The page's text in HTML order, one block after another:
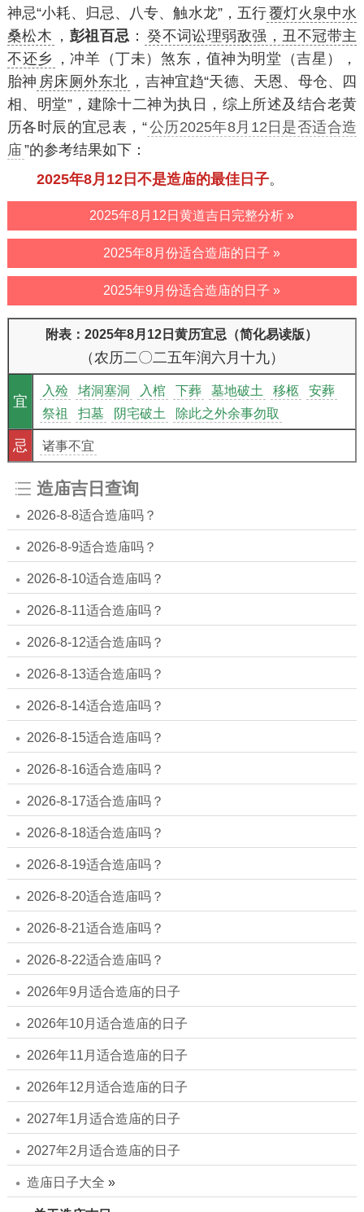
神忌“小耗、归忌、八专、触水龙”，五行覆灯火泉中水
桑松木 ， 彭祖百忌 ： 癸不词讼理弱敌强，丑不冠带主
不还乡
，冲羊（丁未）煞东，值神为明堂（吉星），
胎神 房床厕外东北 ，吉神宜趋“天德、天恩、母仓、四
相、明堂”，建除十二神为执日，综上所述及结合老黄
历各时辰的宜忌表，“公历2025年8月12日是否适合造
庙”的参考结果如下：
2025年8月12日不是造庙的最佳日子。
2025年8月12日黄道吉日完整分析 »
2025年8月份适合造庙的日子 »
2025年9月份适合造庙的日子 »
附表：2025年8月12日黄历宜忌（简化易读版）
（农历二〇二五年润六月十九）
宜
入殓 堵洞塞洞 入棺 下葬 墓地破土 移柩
安葬
祭祖
扫墓 阴宅破土
除此之外余事勿取
忌
诸事不宜
造庙吉日查询
2026-8-8适合造庙吗？
2026-8-9适合造庙吗？
2026-8-10适合造庙吗？
2026-8-11适合造庙吗？
2026-8-12适合造庙吗？
2026-8-13适合造庙吗？
2026-8-14适合造庙吗？
2026-8-15适合造庙吗？
2026-8-16适合造庙吗？
2026-8-17适合造庙吗？
2026-8-18适合造庙吗？
2026-8-19适合造庙吗？
2026-8-20适合造庙吗？
2026-8-21适合造庙吗？
2026-8-22适合造庙吗？
2026年9月适合造庙的日子
2026年10月适合造庙的日子
2026年11月适合造庙的日子
2026年12月适合造庙的日子
2027年1月适合造庙的日子
2027年2月适合造庙的日子
造庙日子大全 »